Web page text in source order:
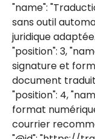
"name":
sans outil
juridique
"position": 3,
signature et
document
"position": 4,
format
courrier